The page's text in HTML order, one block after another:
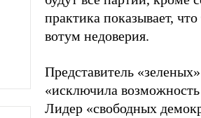
практика показывает,
вотум недоверия.
Представитель
«исключила
Лидер «свободных